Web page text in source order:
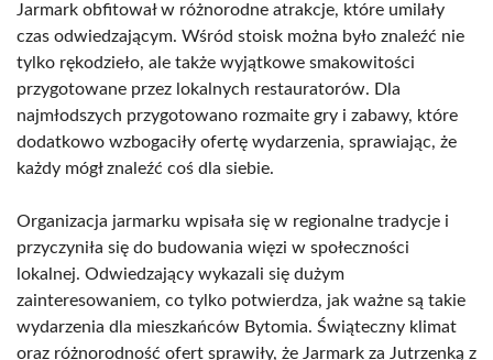
Jarmark obfitował w różnorodne atrakcje, które umilały
czas odwiedzającym. Wśród stoisk można było znaleźć nie
tylko rękodzieło, ale także wyjątkowe smakowitości
przygotowane przez lokalnych restauratorów. Dla
najmłodszych przygotowano rozmaite gry i zabawy, które
dodatkowo wzbogaciły ofertę wydarzenia, sprawiając, że
każdy mógł znaleźć coś dla siebie.
Organizacja jarmarku wpisała się w regionalne tradycje i
przyczyniła się do budowania więzi w społeczności
lokalnej. Odwiedzający wykazali się dużym
zainteresowaniem, co tylko potwierdza, jak ważne są takie
wydarzenia dla mieszkańców Bytomia. Świąteczny klimat
oraz różnorodność ofert sprawiły, że Jarmark za Jutrzenką z